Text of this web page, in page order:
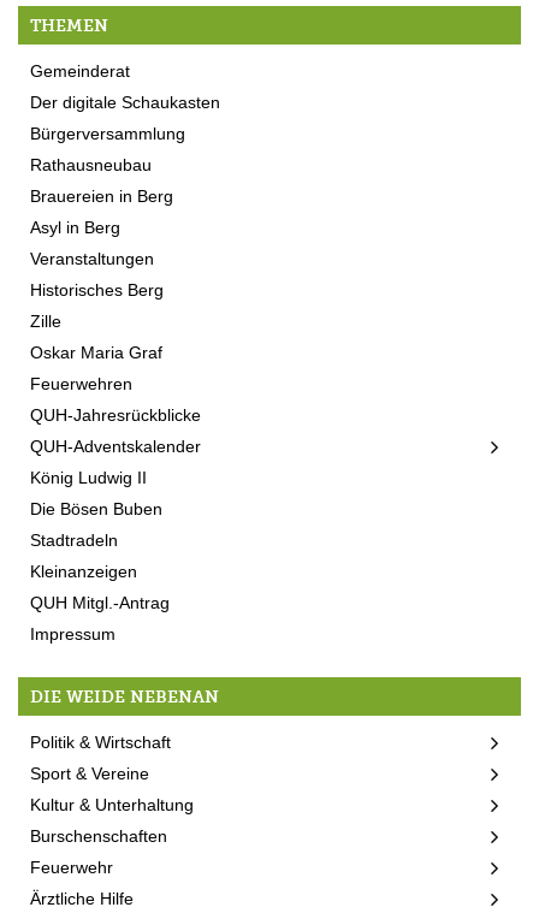
THEMEN
Gemeinderat
Der digitale Schaukasten
Bürgerversammlung
Rathausneubau
Brauereien in Berg
Asyl in Berg
Veranstaltungen
Historisches Berg
Zille
Oskar Maria Graf
Feuerwehren
QUH-Jahresrückblicke
QUH-Adventskalender
König Ludwig II
Die Bösen Buben
Stadtradeln
Kleinanzeigen
QUH Mitgl.-Antrag
Impressum
DIE WEIDE NEBENAN
Politik & Wirtschaft
Sport & Vereine
Kultur & Unterhaltung
Burschenschaften
Feuerwehr
Ärztliche Hilfe